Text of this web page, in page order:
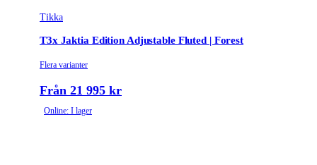
Tikka
T3x Jaktia Edition Adjustable Fluted | Forest
Flera varianter
Från 21 995 kr
Online: I lager